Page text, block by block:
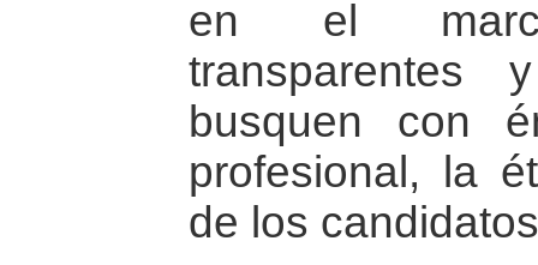
en el
transparentes
busquen con
profesional, la
de los